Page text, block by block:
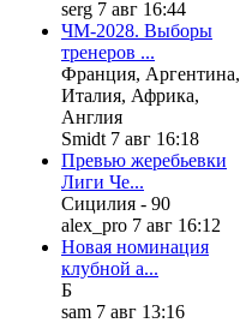
serg 7 авг 16:44
ЧМ-2028. Выборы
тренеров ...
Франция, Аргентина,
Италия, Африка,
Англия
Smidt 7 авг 16:18
Превью жеребьевки
Лиги Че...
Сицилия - 90
alex_pro 7 авг 16:12
Новая номинация
клубной а...
Б
sam 7 авг 13:16